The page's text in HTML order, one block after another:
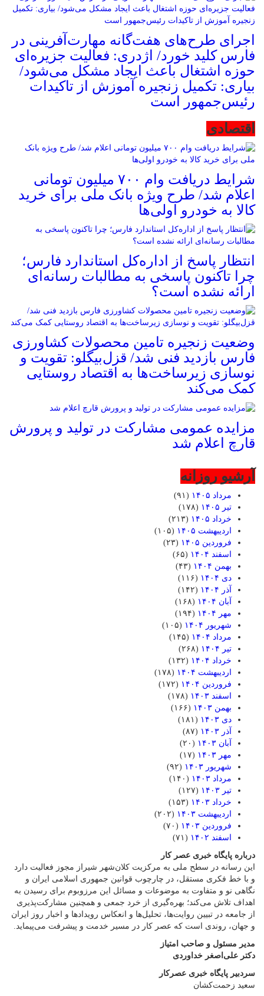
اجرای طرح‌های هفت‌گانه مهارت‌آفرینی در
فارس کلید خورد/ اژدری: فعالیت جزیره‌‌ای
حوزه اشتغال باعث ایجاد مشکل می‌شود/
بیاری: تکمیل زنجیره آموزش از تاکیدات
رئیس‌جمهور است
اقتصادی
شرایط دریافت وام ۷۰۰ میلیون تومانی
اعلام شد/ طرح ویژه بانک ملی برای خرید
کالا به خودرو اولی‌ها
انتظار پاسخ از اداره‌کل استاندارد فارس؛
چرا تاکنون پاسخی به مطالبات رسانه‌ای
ارائه نشده است؟
وضعیت زنجیره تامین محصولات کشاورزی
فارس بازدید فنی شد/ قزل‌بیگلو: تقویت و
نوسازی زیرساخت‌ها به اقتصاد روستایی
کمک می‌کند
مزایده عمومی مشارکت در تولید و پرورش
قارچ اعلام شد
آرشیو روزانه
مرداد ۱۴۰۵
(۹۱)
تیر ۱۴۰۵
(۱۷۸)
خرداد ۱۴۰۵
(۲۱۳)
اردیبهشت ۱۴۰۵
(۱۰۵)
فروردین ۱۴۰۵
(۲۳)
اسفند ۱۴۰۴
(۶۵)
بهمن ۱۴۰۴
(۴۳)
دی ۱۴۰۴
(۱۱۶)
آذر ۱۴۰۴
(۱۴۲)
آبان ۱۴۰۴
(۱۶۸)
مهر ۱۴۰۴
(۱۹۴)
شهریور ۱۴۰۴
(۱۰۵)
مرداد ۱۴۰۴
(۱۴۵)
تیر ۱۴۰۴
(۲۶۸)
خرداد ۱۴۰۴
(۱۳۲)
اردیبهشت ۱۴۰۴
(۱۷۸)
فروردین ۱۴۰۴
(۱۷۲)
اسفند ۱۴۰۳
(۱۷۸)
بهمن ۱۴۰۳
(۱۶۶)
دی ۱۴۰۳
(۱۸۱)
آذر ۱۴۰۳
(۸۷)
آبان ۱۴۰۳
(۲۰)
مهر ۱۴۰۳
(۱۷)
شهریور ۱۴۰۳
(۹۲)
مرداد ۱۴۰۳
(۱۴۰)
تیر ۱۴۰۳
(۱۲۷)
خرداد ۱۴۰۳
(۱۵۳)
اردیبهشت ۱۴۰۳
(۲۰۲)
فروردین ۱۴۰۳
(۷۰)
اسفند ۱۴۰۲
(۷۱)
درباره پایگاه خبری عصر کار
این رسانه در سطح ملی به مرکزیت کلان‌شهر شیراز مجوز فعالیت دارد
و با خط فکری مستقل، در چارچوب قوانین جمهوری اسلامی ایران و
نگاهی نو و متفاوت به موضوعات ‌و مسائل این مرزوبوم برای رسیدن به
اهداف تلاش می‌کند؛ بهره‌گیری از خرد جمعی و همچنین مشارکت‌پذیری
از جامعه در تبیین روایت‌ها، تحلیل‌ها و انعکاس رویدادها و اخبار روز ایران
و جهان، روندی است که عصر کار در مسیر خدمت و پیشرفت می‌پیماید.
مدیر مسئول و صاحب امتیاز
دکتر علی‌اصغر خداوردی
سردبیر پایگاه خبری عصرکار
سعید زحمت‌کشان